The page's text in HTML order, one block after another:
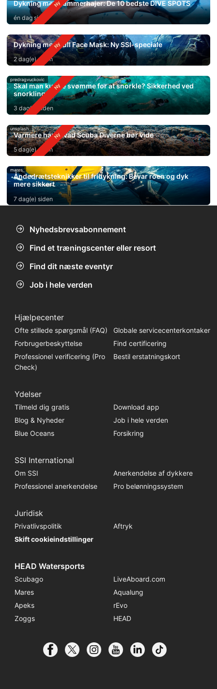
Dykning med hammerhajer: De 10 bedste DIVE SPOTS
én dag siden
Dykning med Full Face Mask: Ny SSI-speciale
2 dag(e) siden
predragvuckovic
Skal man kunne svømme for at snorkle? Sikkerhed ved
snorkling
3 dag(e) siden
unsplash
Varmere hav: Hvad Scuba Diverne bør vide
5 dag(e) siden
mares
Åndedrætsteknikker til fridykning: Bevar roen og dyk
mere sikkert
7 dag(e) siden
Nyhedsbrevsabonnement
Find et træningscenter eller resort
Find dit næste eventyr
Job i hele verden
Hjælpecenter
Ofte stillede spørgsmål (FAQ)
Globale servicecenterkontaker
Forbrugerbeskyttelse
Find certificering
Professionel verificering (Pro
Check)
Bestil erstatningskort
Ydelser
Tilmeld dig gratis
Download app
Blog & Nyheder
Job i hele verden
Blue Oceans
Forsikring
SSI International
Om SSI
Anerkendelse af dykkere
Professionel anerkendelse
Pro belønningssystem
Juridisk
Privatlivspolitik
Aftryk
Skift cookieindstillinger
HEAD Watersports
Scubago
LiveAboard.com
Mares
Aqualung
Apeks
rEvo
Zoggs
HEAD